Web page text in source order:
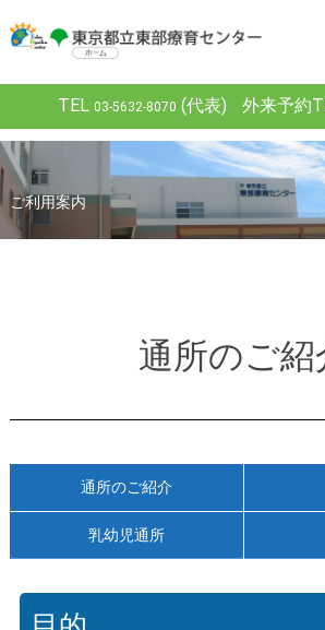
TEL 03-5632-8070 (代表) 外来予約
ご利用案内
通所のご紹
通所のご紹介
乳幼児通所